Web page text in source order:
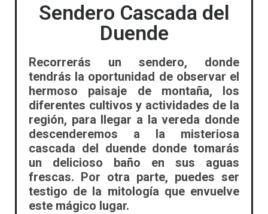
Sendero Cascada del
Duende
Recorrerás un sendero, donde
tendrás la oportunidad de observar el
hermoso paisaje de montaña, los
diferentes cultivos y actividades de la
región, para llegar a la vereda donde
descenderemos a la misteriosa
cascada del duende donde tomarás
un delicioso baño en sus aguas
frescas. Por otra parte, puedes ser
testigo de la mitología que envuelve
este mágico lugar.